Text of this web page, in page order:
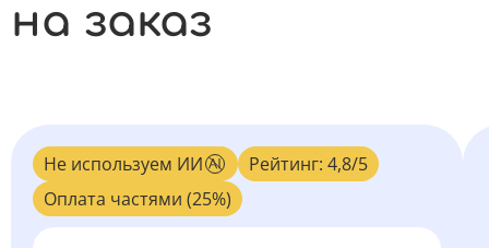
на заказ
Не используем ИИ
Рейтинг: 4,8/5
Оплата частями (25%)